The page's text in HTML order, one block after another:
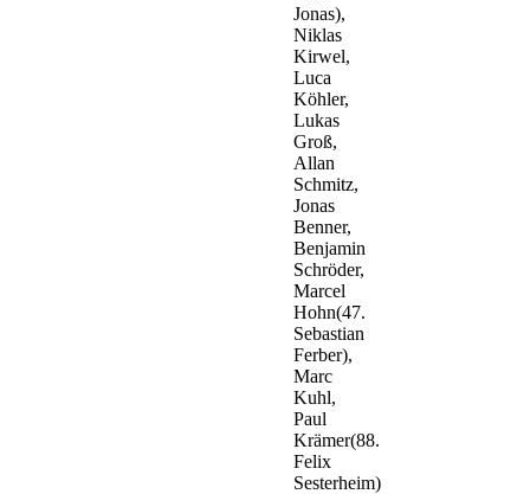
Jonas),
Niklas
Kirwel,
Luca
Köhler,
Lukas
Groß,
Allan
Schmitz,
Jonas
Benner,
Benjamin
Schröder,
Marcel
Hohn(47.
Sebastian
Ferber),
Marc
Kuhl,
Paul
Krämer(88.
Felix
Sesterheim)